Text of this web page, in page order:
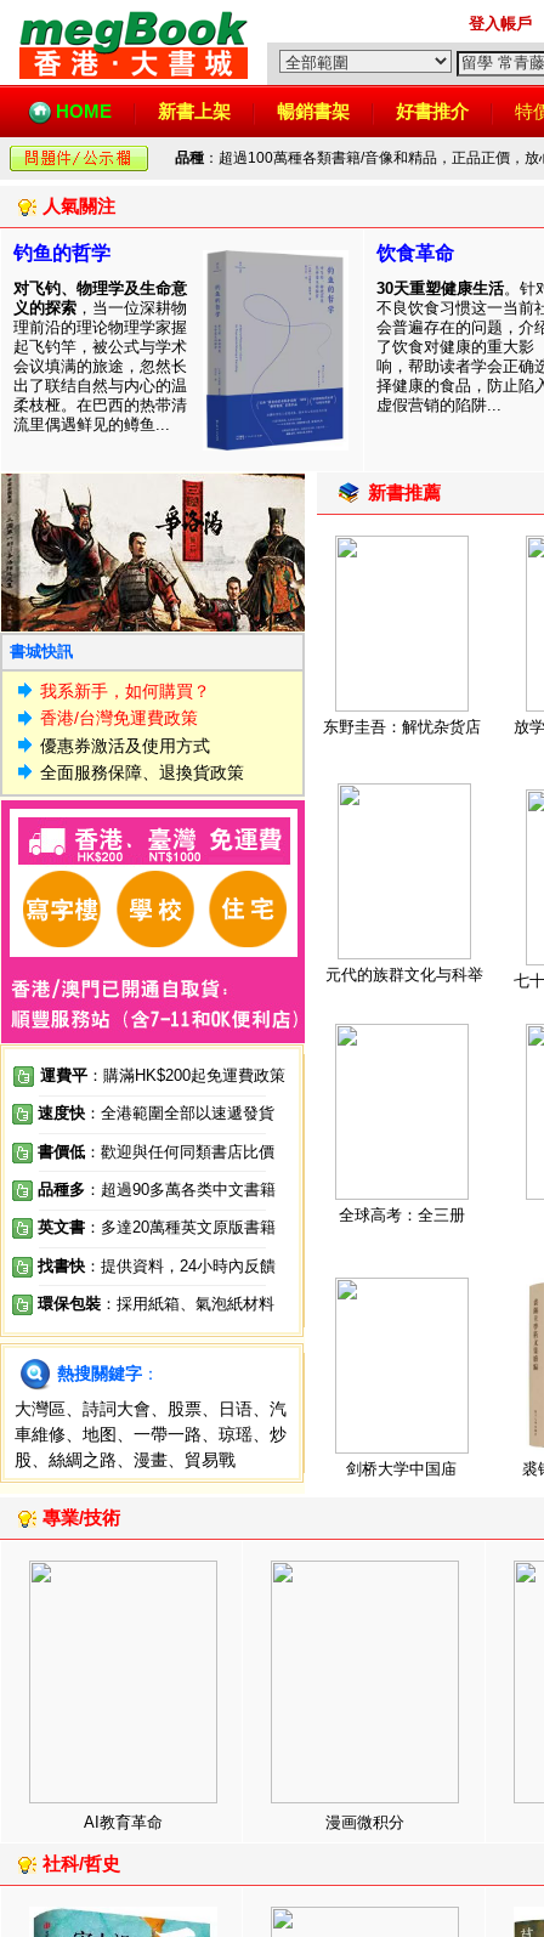
登入帳戶
HOME 新書上架 暢銷書架 好書推介 特
品種 ：超過100萬種各類書籍/音像和精品，正品正價，
人氣關注
钓鱼的哲学
对飞钓、物理学及生命意
义的探索 ，当一位深耕物
理前沿的理论物理学家握
起飞钓竿，被公式与学术
会议填满的旅途，忽然长
出了联结自然与内心的温
柔枝桠。在巴西的热带清
流里偶遇鲜见的鳟鱼...
饮食革命
30天重塑健康生活。针
不良饮食习惯这一当前
会普遍存在的问题，介
了饮食对健康的重大影
响，帮助读者学会正确
择健康的食品，防止陷
虚假营销的陷阱...
書城快訊
我系新手，如何購買？
香港/台灣免運費政策
優惠券激活及使用方式
全面服務保障、退換貨政策
運費平 ：購滿HK$200起免運費政策
速度快 ：全港範圍全部以速遞發貨
書價低 ：歡迎與任何同類書店比價
品種多 ：超過90多萬各类中文書籍
英文書 ：多達20萬種英文原版書籍
找書快 ：提供資料，24小時內反饋
環保包裝 ：採用紙箱、氣泡紙材料
熱搜關鍵字 ：
大灣區
詩詞大會 股票 日语
汽
車維修
地图 一帶一路 琼瑶
炒
股
絲綢之路 漫畫 貿易戰
新書推薦
东野圭吾：解忧杂货店 放
元代的族群文化与科举 七
全球高考：全三册
剑桥大学中国庙 裘
專業/技術
AI教育革命 漫画微积分
社科/哲史